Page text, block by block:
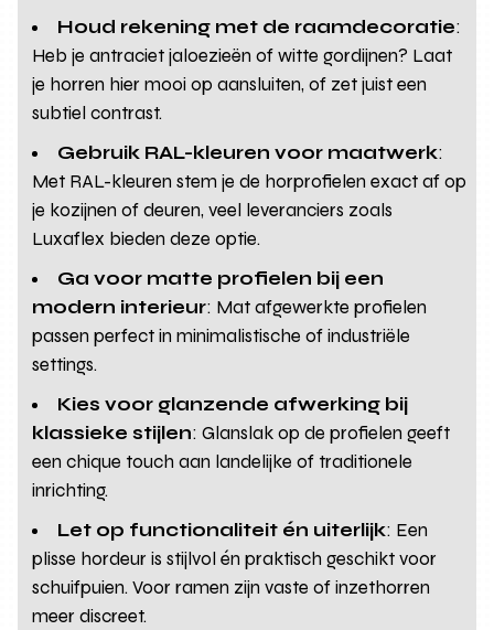
Houd rekening met de raamdecoratie:
Heb je antraciet jaloezieën of witte gordijnen? Laat
je horren hier mooi op aansluiten, of zet juist een
subtiel contrast.
Gebruik RAL-kleuren voor maatwerk:
Met RAL-kleuren stem je de horprofielen exact af op
je kozijnen of deuren, veel leveranciers zoals
Luxaflex bieden deze optie.
Ga voor matte profielen bij een
modern interieur: Mat afgewerkte profielen
passen perfect in minimalistische of industriële
settings.
Kies voor glanzende afwerking bij
klassieke stijlen: Glanslak op de profielen geeft
een chique touch aan landelijke of traditionele
inrichting.
Let op functionaliteit én uiterlijk: Een
plisse hordeur is stijlvol én praktisch geschikt voor
schuifpuien. Voor ramen zijn vaste of inzethorren
meer discreet.